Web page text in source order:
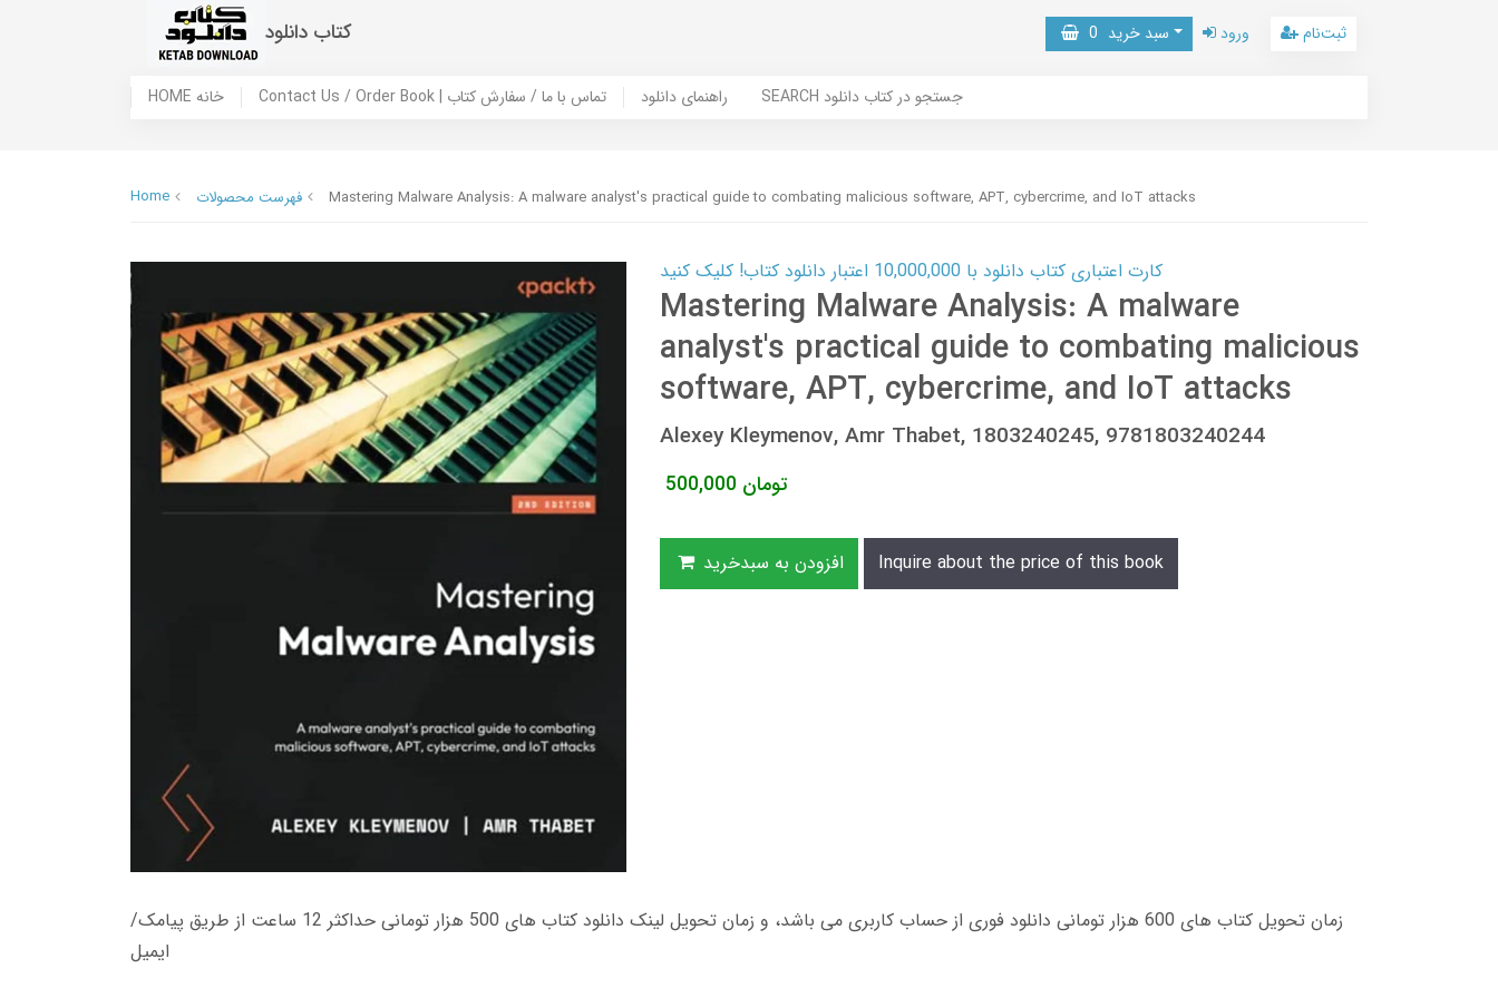
کتاب دانلود سبد خرید 0 ورود ثبت‌نام
HOME خانه Contact Us / Order Book | تماس با ما / سفارش کتاب راهنمای دانلود SEARCH جستجو در کتاب دانلود
Home فهرست محصولات Mastering Malware Analysis: A malware analyst's practical guide to combating malicious software, APT, cybercrime, and IoT attacks
کارت اعتباری کتاب دانلود با 10,000,000 اعتبار دانلود کتاب! کلیک کنید
Mastering Malware Analysis: A malware
analyst's practical guide to combating malicious
software, APT, cybercrime, and IoT attacks
Alexey Kleymenov, Amr Thabet, 1803240245, 9781803240244
500,000 تومان
افزودن به سبدخرید Inquire about the price of this book
زمان تحویل کتاب های 600 هزار تومانی دانلود فوری از حساب کاربری می باشد، و زمان تحویل لینک دانلود کتاب های 500 هزار تومانی حداکثر 12 ساعت از طریق پیامک/
ایمیل